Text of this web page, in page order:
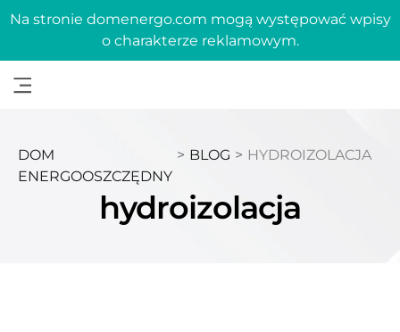
Na stronie domenergo.com mogą występować wpisy
o charakterze reklamowym.
DOM
ENERGOOSZCZĘDNY
> BLOG > HYDROIZOLACJA
hydroizolacja